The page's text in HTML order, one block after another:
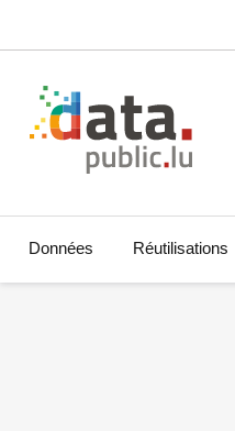
Données Réutilisations